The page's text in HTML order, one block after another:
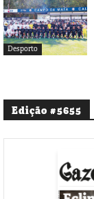
Desporto
Edição #5655